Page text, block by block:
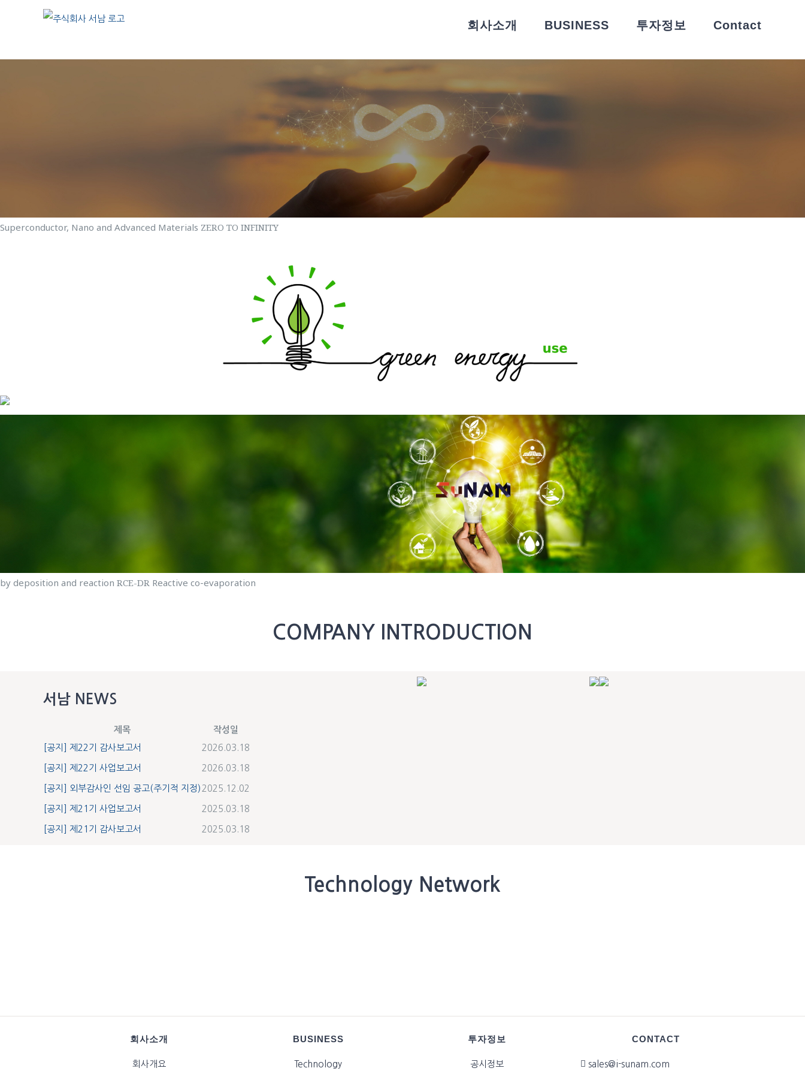
회사소개 BUSINESS 투자정보 Contact
Superconductor, Nano and Advanced Materials ZERO TO INFINITY
by deposition and reaction RCE-DR Reactive co-evaporation
COMPANY INTRODUCTION
서남 NEWS
제목
작성일
[공지] 제22기 감사보고서
2026.03.18
[공지] 제22기 사업보고서
2026.03.18
[공지] 외부감사인 선임 공고(주기적 지정) 2025.12.02
[공지] 제21기 사업보고서
2025.03.18
[공지] 제21기 감사보고서
2025.03.18
Technology Network
회사소개
회사개요
BUSINESS
Technology
투자정보
공시정보
CONTACT
sales@i-sunam.com